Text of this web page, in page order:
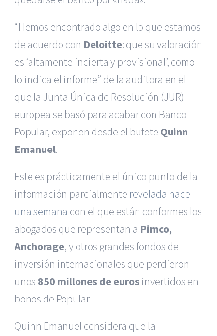
“Hemos encontrado algo en lo que estamos
de acuerdo con Deloitte: que su valoración
es ‘altamente incierta y provisional’, como
lo indica el informe” de la auditora en el
que la Junta Única de Resolución (JUR)
europea se basó para acabar con Banco
Popular, exponen desde el bufete Quinn
Emanuel.
Este es prácticamente el único punto de la
información parcialmente revelada hace
una semana con el que están conformes los
abogados que representan a Pimco,
Anchorage, y otros grandes fondos de
inversión internacionales que perdieron
unos 850 millones de euros invertidos en
bonos de Popular.
Quinn Emanuel considera que la